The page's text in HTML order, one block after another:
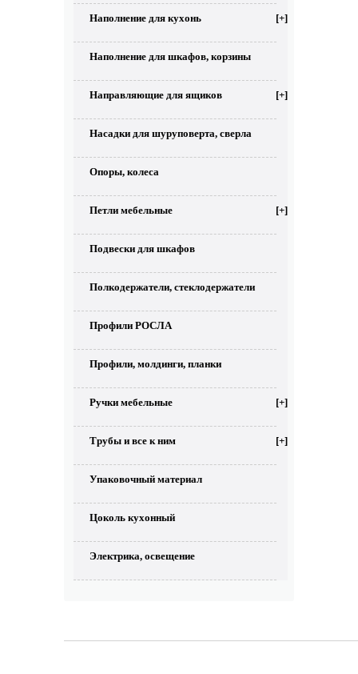
Наполнение для кухонь [+]
Наполнение для шкафов, корзины
Направляющие для ящиков [+]
Насадки для шуруповерта, сверла
Опоры, колеса
Петли мебельные [+]
Подвески для шкафов
Полкодержатели, стеклодержатели
Профили РОСЛА
Профили, молдинги, планки
Ручки мебельные [+]
Трубы и все к ним [+]
Упаковочный материал
Цоколь кухонный
Электрика, освещение